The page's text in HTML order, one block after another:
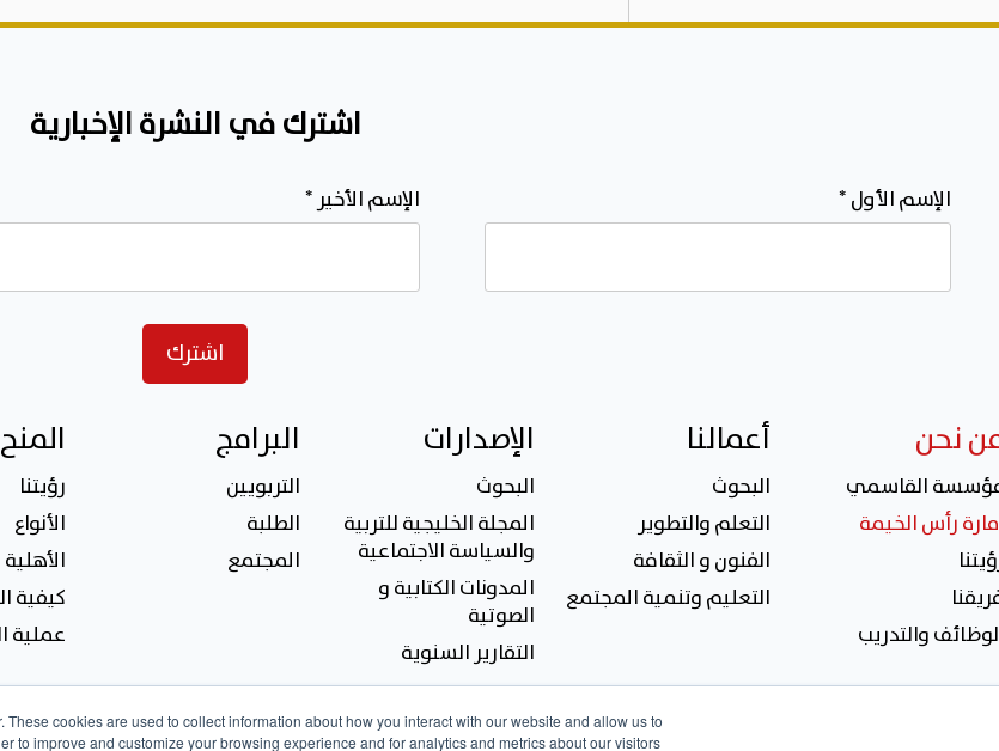
cookies are used to collect information about how you interact with our website and allow us to
to improve and customize your browsing experience and for analytics and metrics about our visitors
اشترك في النشرة الإخبارية
الإسم الأخير* الإسم الأول*
نحن
القاسمي
رأس الخيمة
والتدريب
أعمالنا
البحوث
التعلم والتطوير
الفنون و الثقافة
التعليم وتنمية المجتمع
الإصدارات
البحوث
المجلة الخليجية للتربية
والسياسة الاجتماعية
المدونات الكتابية و
الصوتية
التقارير السنوية
البرامج
التربويين
الطلبة
المجتمع
رؤيتنا
الأنواع
الأهلية
كيفية
عملية